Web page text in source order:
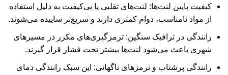
کیفیت پایین لنت‌ها: لنت‌های تقلبی یا بی‌کیفیت به دلیل استفاده
از مواد نامناسب، دوام کمتری دارند و سریع‌تر ساییده می‌شوند.
رانندگی در ترافیک سنگین: ترمزگیری‌های مکرر در مسیرهای
شهری باعث می‌شود لنت‌ها بیشتر تحت فشار قرار گیرند.
رانندگی پرشتاب و ترمزهای ناگهانی: این سبک رانندگی دمای